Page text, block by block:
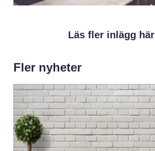
Läs fler inlägg här
Fler nyheter